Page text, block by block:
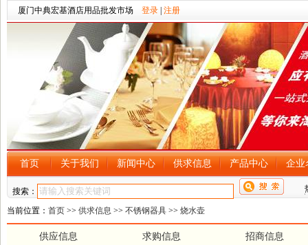
厦门中典宏基酒店用品批发市场 登录 注册
首页 关于我们 新闻中心 供求信息 产品中心 企业
搜索：
当前位置： 首页 >> 供求信息 >> 不锈钢器具 >> 烧水壶
供应信息 求购信息 招商信息